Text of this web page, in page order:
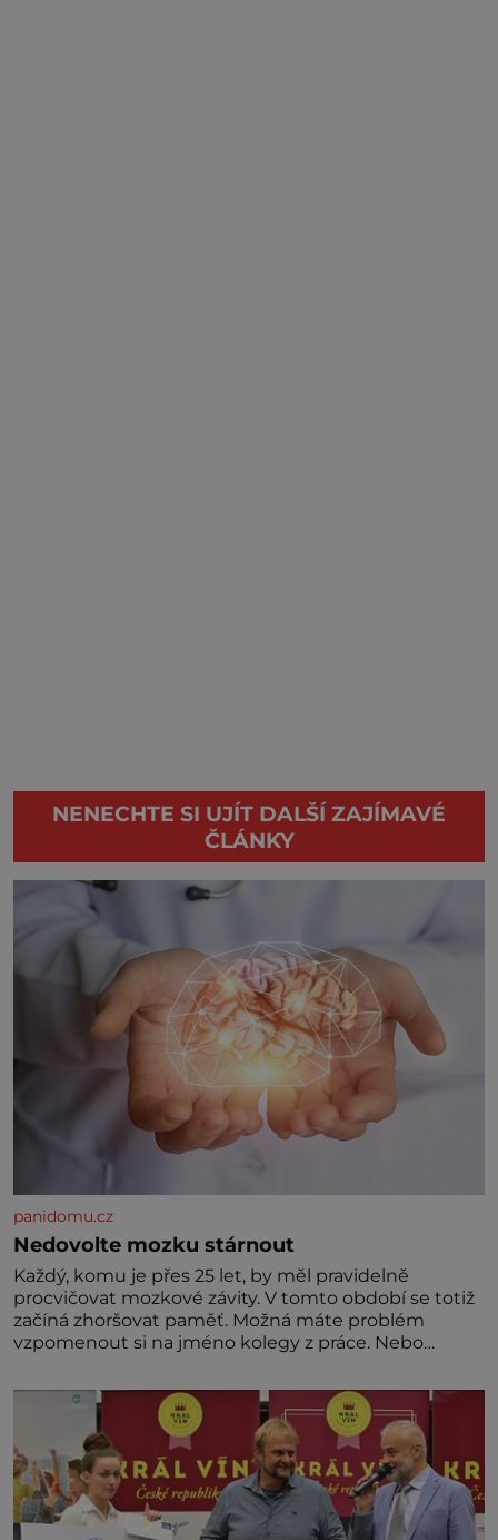
NENECHTE SI UJÍT DALŠÍ ZAJÍMAVÉ
ČLÁNKY
panidomu.cz
Nedovolte mozku stárnout
Každý, komu je přes 25 let, by měl pravidelně
procvičovat mozkové závity. V tomto období se totiž
začíná zhoršovat paměť. Možná máte problém
vzpomenout si na jméno kolegy z práce. Nebo
nedávno přečetli. Je to opravdu tak, s věkem jako
kdyby se paměť rozhodla stávkovat. Cvičte